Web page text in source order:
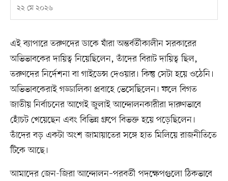
২২ মে ২০২৬
এই ব্যাপারে তরুণদের ডাকে যাঁরা অন্তর্বর্তীকালীন সরকারের
অভিভাবকের দায়িত্ব নিয়েছিলেন, তাঁদের বিরাট দায়িত্ব ছিল,
তরুণদের নির্দেশনা বা গাইডেন্স দেওয়ার। কিন্তু সেটা হয়ে ওঠেনি।
অভিভাবকেরাই গড্ডালিকা প্রবাহে ভেসেছিলেন। ফলে বিগত
জাতীয় নির্বাচনের আগেই জুলাই আন্দোলনকারীরা দারুণভাবে
হোঁচট খেয়েছেন এবং বিভিন্ন গ্রুপে বিভক্ত হয়ে পড়েছিলেন।
তাঁদের বড় একটা অংশ জামায়াতের সঙ্গে হাত মিলিয়ে রাজনীতিতে
টিকে আছে।
আমাদের জেন-জিরা আন্দোলন–পরবর্তী পদক্ষেপগুলো ঠিকভাবে